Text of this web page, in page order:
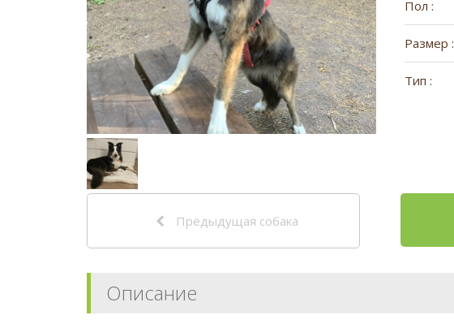
Пол :
Размер :
Тип :
Предыдущая собака
Описание